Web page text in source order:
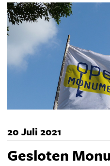
20 Juli 2021
Gesloten